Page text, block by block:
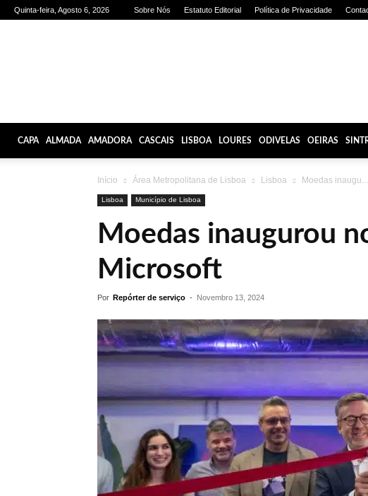
Quinta-feira, Agosto 6, 2026 Sobre Nós Estatuto Editorial Política de Privacidade
CAPA ALMADA AMADORA CASCAIS LISBOA LOURES ODIVELAS OEIRAS
Início Área Metropolitana de Lisboa Lisboa Moedas inaugu...
Lisboa Município de Lisboa
Moedas inaugurou
Microsoft
Por Repórter de serviço - Novembro 13, 2024